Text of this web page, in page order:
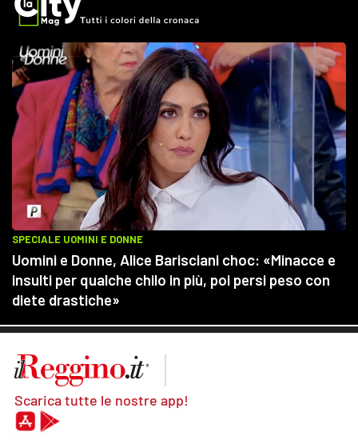
Scarica tutte le nostre app!